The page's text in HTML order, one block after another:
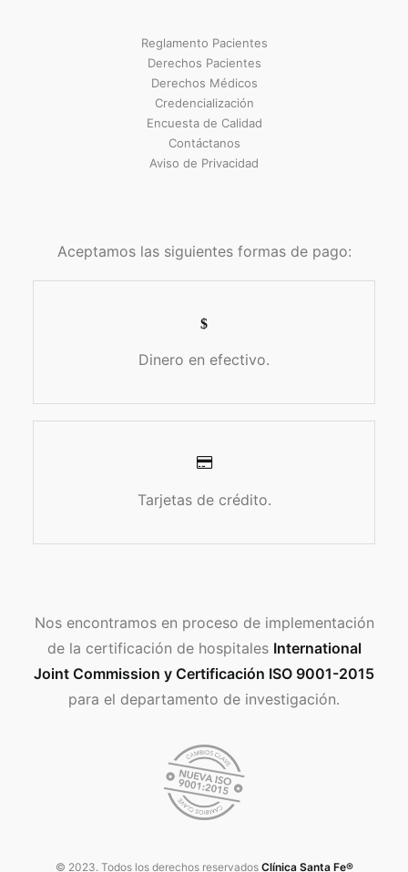
Reglamento Pacientes
Derechos Pacientes
Derechos Médicos
Credencialización
Encuesta de Calidad
Contáctanos
Aviso de Privacidad
Aceptamos las siguientes formas de pago:
Dinero en efectivo.
Tarjetas de crédito.
Nos encontramos en proceso de implementación
de la certificación de hospitales International
Joint Commission y Certificación ISO 9001-2015
para el departamento de investigación.
© 2023. Todos los derechos reservadosClínica Santa Fe®